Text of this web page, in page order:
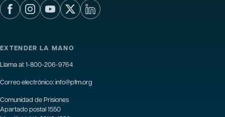
EXTENDER LA MANO
Llama al:1-800-206-9764
Correo electrónico:info@pfm.org
Comunidad de Prisiones
Apartado postal 1550